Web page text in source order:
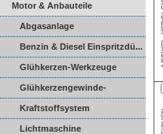
Motor & Anbauteile
Abgasanlage
Benzin & Diesel Einspritzdü...
Glühkerzen-Werkzeuge
Glühkerzengewinde-
ReparaturKraftstoffsystem
Lichtmaschine